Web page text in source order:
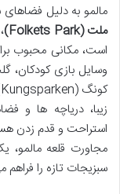
مالمو به دلیل
ملت (Folkets Park)
است، مکانی محبوب
وسایل بازی کودکان،
زیبا، دریاچه ها و
استراحت و قدم زدن
مجاورت قلعه
سبزیجات تازه را فراهم